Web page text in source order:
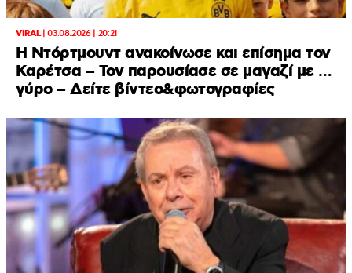
VIRAL|03.08.2026 | 20:21
Η Ντόρτμουντ ανακοίνωσε και επίσημα τον
Καρέτσα – Τον παρουσίασε σε μαγαζί με …
γύρο – Δείτε βίντεο&φωτογραφίες